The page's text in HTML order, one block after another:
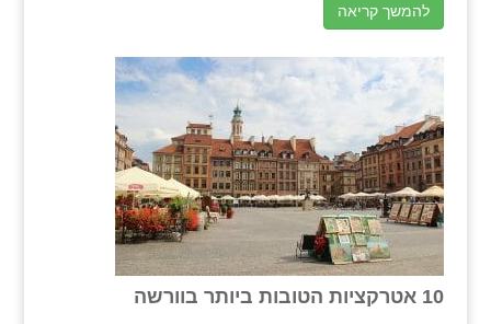
להמשך קריאה
10 אטרקציות הטובות ביותר בוורשה